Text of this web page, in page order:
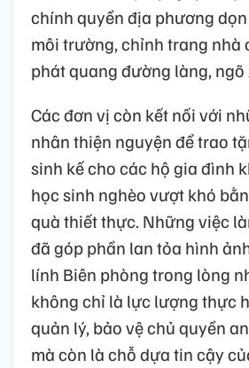
chính quyền địa phương
môi trường, chỉnh trang nhà
phát quang đường làng, ngõ
Các đơn vị còn kết nối với
nhân thiện nguyện để trao
sinh kế cho các hộ gia đình
học sinh nghèo vượt khó
quà thiết thực. Những việc
đã góp phần lan tỏa hình
lính Biên phòng trong lòng
không chỉ là lực lượng thực
quản lý, bảo vệ chủ quyền
mà còn là chỗ dựa tin cậy